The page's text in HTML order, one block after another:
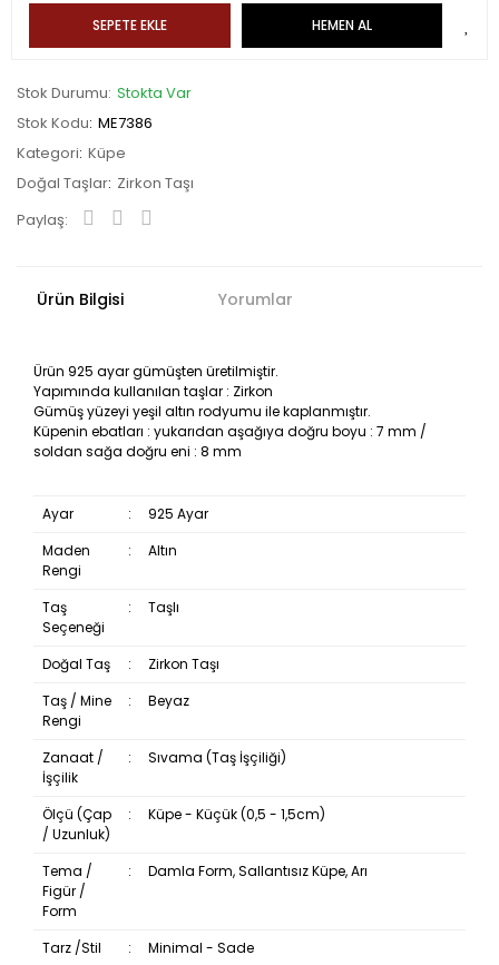
SEPETE EKLE HEMEN AL
Stok Durumu Stokta Var
Stok Kodu ME7386
Kategori Küpe
Doğal Taşlar Zirkon Taşı
Paylaş:
Ürün Bilgisi Yorumlar
Ürün 925 ayar gümüşten üretilmiştir.
Yapımında kullanılan taşlar : Zirkon
Gümüş yüzeyi yeşil altın rodyumu ile kaplanmıştır.
Küpenin ebatları : yukarıdan aşağıya doğru boyu : 7 mm /
soldan sağa doğru eni : 8 mm
Ayar :
925 Ayar
Maden
Rengi
: Altın
Taş
Seçeneği
: Taşlı
Doğal Taş :
Zirkon Taşı
Taş / Mine
Rengi
: Beyaz
Zanaat /
İşçilik
: Sıvama (Taş İşçiliği)
Ölçü (Çap
/ Uzunluk)
: Küpe - Küçük (0,5 - 1,5cm)
Tema /
Figür /
Form
: Damla Form, Sallantısız Küpe, Arı
Tarz /Stil :
Minimal - Sade